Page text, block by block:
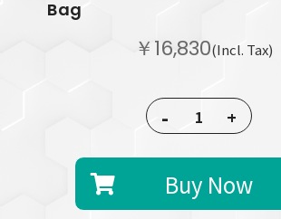
Bag
￥16,830(Incl. Tax)
- +
Buy Now